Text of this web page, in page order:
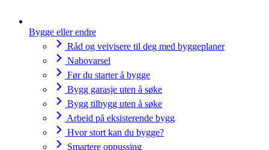
Bygge eller endre
Råd og veivisere til deg med byggeplaner
Nabovarsel
Før du starter å bygge
Bygg garasje uten å søke
Bygg tilbygg uten å søke
Arbeid på eksisterende bygg
Hvor stort kan du bygge?
Smartere oppussing